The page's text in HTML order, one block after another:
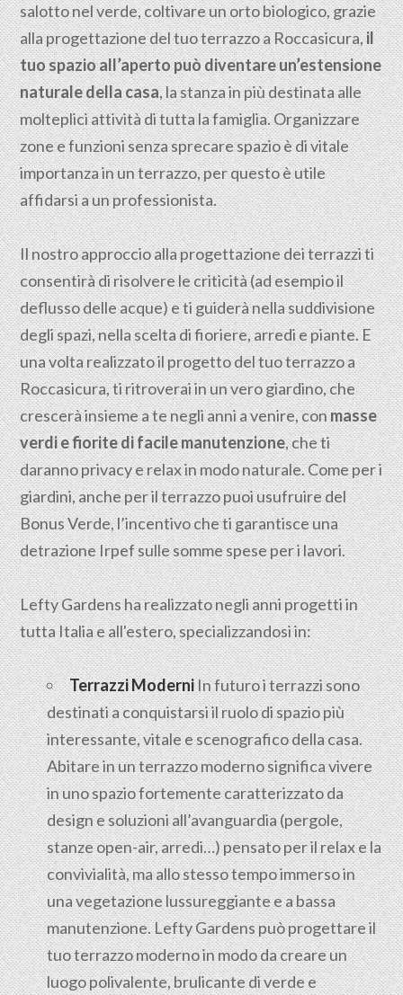
salotto nel verde, coltivare un orto biologico, grazie
alla progettazione del tuo terrazzo a Roccasicura,il
tuo spazio all’aperto può diventare un’estensione
naturale della casa, la stanza in più destinata alle
molteplici attività di tutta la famiglia. Organizzare
zone e funzioni senza sprecare spazio è di vitale
importanza in un terrazzo, per questo è utile
affidarsi a un professionista.
Il nostro approccio alla progettazione dei terrazzi ti
consentirà di risolvere le criticità (ad esempio il
deflusso delle acque) e ti guiderà nella suddivisione
degli spazi, nella scelta di fioriere, arredi e piante. E
una volta realizzato il progetto del tuo terrazzo a
Roccasicura, ti ritroverai in un vero giardino, che
crescerà insieme a te negli anni a venire, conmasse
verdi e fiorite di facile manutenzione, che ti
daranno privacy e relax in modo naturale. Come per i
giardini, anche per il terrazzo puoi usufruire del
Bonus Verde, l’incentivo che ti garantisce una
detrazione Irpef sulle somme spese per i lavori.
Lefty Gardens ha realizzato negli anni progetti in
tutta Italia e all'estero, specializzandosi in:
Terrazzi ModerniIn futuro i terrazzi sono
destinati a conquistarsi il ruolo di spazio più
interessante, vitale e scenografico della casa.
Abitare in un terrazzo moderno significa vivere
in uno spazio fortemente caratterizzato da
design e soluzioni all’avanguardia (pergole,
stanze open-air, arredi…) pensato per il relax e la
convivialità, ma allo stesso tempo immerso in
una vegetazione lussureggiante e a bassa
manutenzione. Lefty Gardens può progettare il
tuo terrazzo moderno in modo da creare un
luogo polivalente, brulicante di verde e